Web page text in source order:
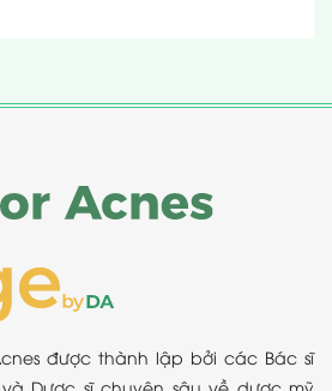
được thành lập bởi các Bác sĩ